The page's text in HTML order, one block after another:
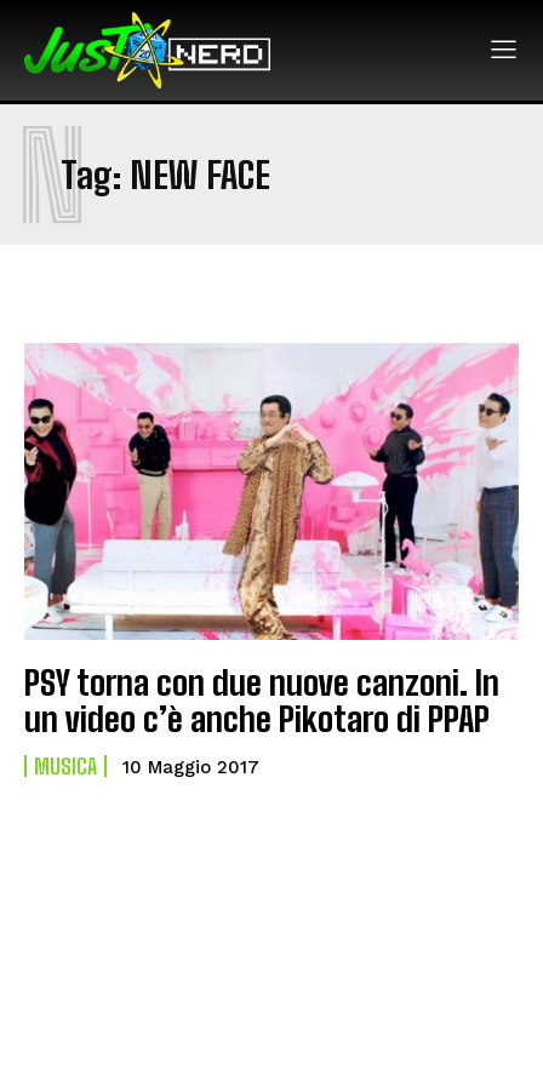
Tag: NEW FACE
N
PSY torna con due nuove canzoni. In
un video c’è anche Pikotaro di PPAP
MUSICA 10 Maggio 2017